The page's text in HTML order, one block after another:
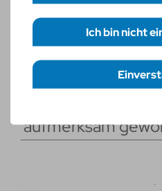
Weitere
aufmerksam
Erforderliche Cookies
Einstellungen
Ich bin nicht